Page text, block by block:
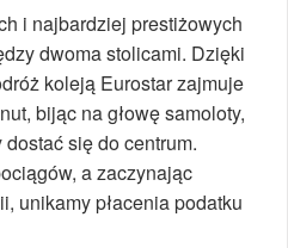
i najbardziej prestiżowych
dwoma stolicami. Dzięki
koleją Eurostar zajmuje
bijąc na głowę samoloty,
się do centrum.
a zaczynając
unikamy płacenia podatku